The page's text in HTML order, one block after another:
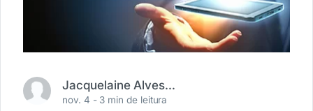
Jacquelaine Alves Machado
nov. 4 - 3 min de leitura